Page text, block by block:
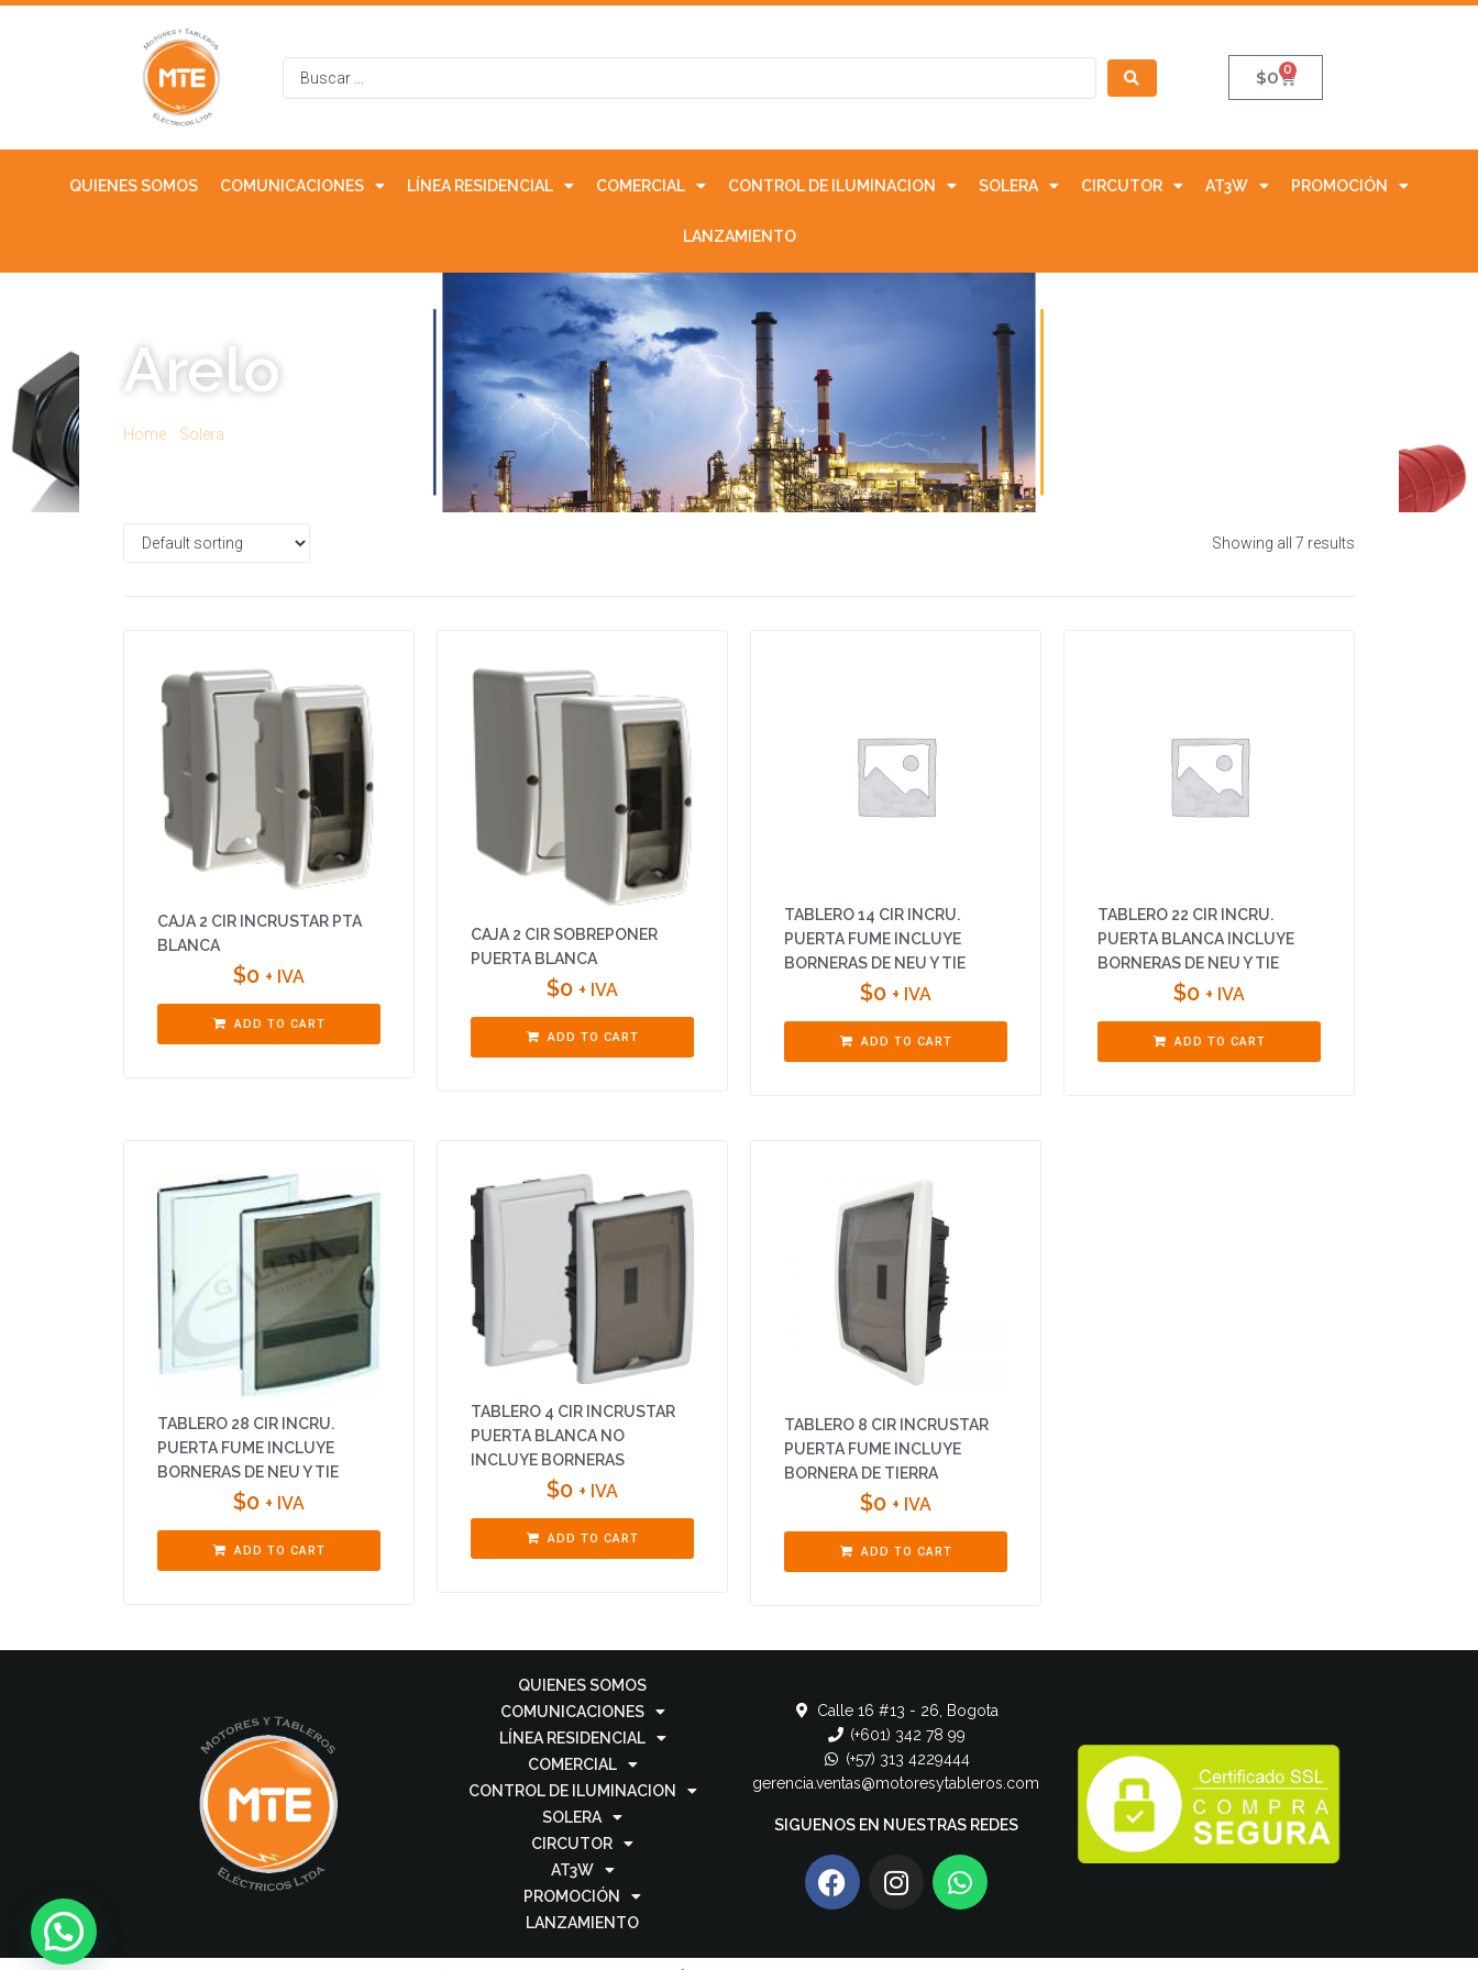
$0 0
QUIENES SOMOS COMUNICACIONES LÍNEA RESIDENCIAL COMERCIAL CONTROL DE ILUMINACION SOLERA CIRCUTOR AT3W PROMOCIÓN
LANZAMIENTO
Arelo
Home Solera
Showing all 7 results
CAJA 2 CIR INCRUSTAR PTA
BLANCA
$0 + IVA
ADD TO CART
CAJA 2 CIR SOBREPONER
PUERTA BLANCA
$0 + IVA
ADD TO CART
TABLERO 14 CIR INCRU.
PUERTA FUME INCLUYE
BORNERAS DE NEU Y TIE
$0 + IVA
ADD TO CART
TABLERO 22 CIR INCRU.
PUERTA BLANCA INCLUYE
BORNERAS DE NEU Y TIE
$0 + IVA
ADD TO CART
TABLERO 28 CIR INCRU.
PUERTA FUME INCLUYE
BORNERAS DE NEU Y TIE
$0 + IVA
ADD TO CART
TABLERO 4 CIR INCRUSTAR
PUERTA BLANCA NO
INCLUYE BORNERAS
$0 + IVA
ADD TO CART
TABLERO 8 CIR INCRUSTAR
PUERTA FUME INCLUYE
BORNERA DE TIERRA
$0 + IVA
ADD TO CART
QUIENES SOMOS
COMUNICACIONES
LÍNEA RESIDENCIAL
COMERCIAL
CONTROL DE ILUMINACION
SOLERA
CIRCUTOR
AT3W
PROMOCIÓN
LANZAMIENTO
Calle 16 #13 - 26, Bogota
(+601) 342 78 99
(+57) 313 4229444
gerencia.ventas@motoresytableros.com
SIGUENOS EN NUESTRAS REDES